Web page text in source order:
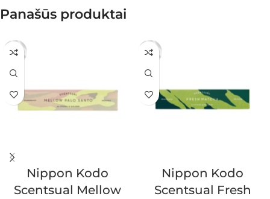
Panašūs produktai
Nippon Kodo
Scentsual Mellow
Nippon Kodo
Scentsual Fresh